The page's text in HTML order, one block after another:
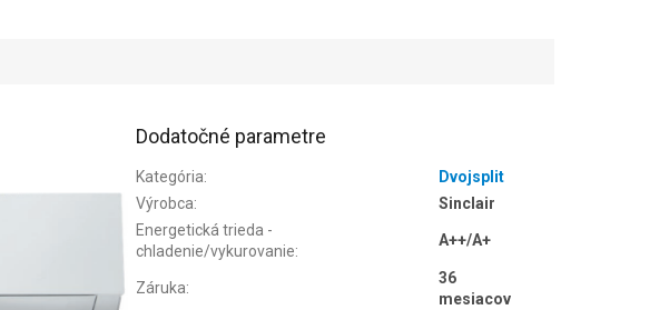
Dodatočné parametre
Kategória:
Dvojsplit
Výrobca:
Sinclair
Energetická trieda -
chladenie/vykurovanie:
A++/A+
Záruka:
36
mesiacov